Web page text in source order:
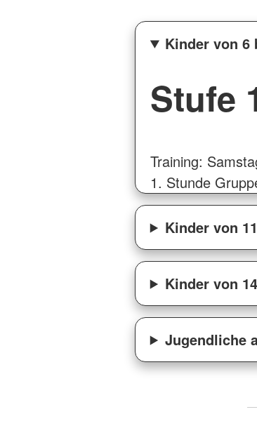
Kinder von 6
Stufe
Training:
1. Stunde
Kinder von
Kinder von
Jugendliche